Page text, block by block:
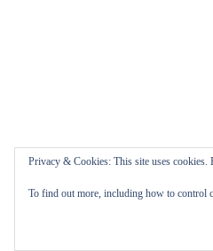
Privacy & Cookies: This site uses cookies.
To find out more, including how to control